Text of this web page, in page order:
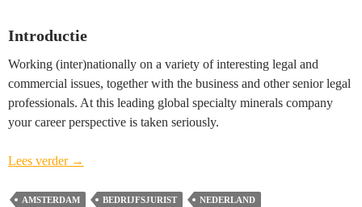
Introductie
Working (inter)nationally on a variety of interesting legal and
commercial issues, together with the business and other senior legal
professionals. At this leading global specialty minerals company
your career perspective is taken seriously.
Lees verder Legal
ICL
→
AMSTERDAM BEDRIJFSJURIST
NEDERLAND